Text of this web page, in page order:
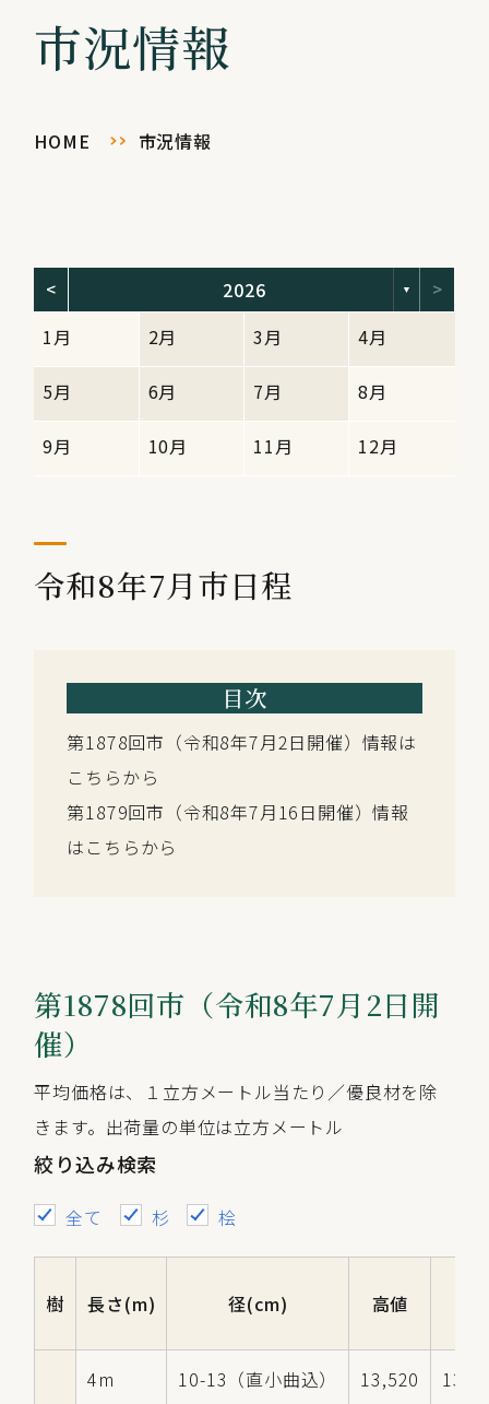
市況情報
HOME 市況情報
< 2026 ▼ >
1月 2月 3月 4月
5月 6月 7月 8月
9月 10月 11月 12月
令和8年7月市日程
目次
第1878回市（令和8年7月2日開催）情報は
こちらから
第1879回市（令和8年7月16日開催）情報
はこちらから
第1878回市（令和8年7月2日開
催）
平均価格は、１立方メートル当たり／優良材を除
きます。出荷量の単位は立方メートル
絞り込み検索
全て 杉 桧
樹 長さ(m) 径(cm) 高値
4m 10-13（直小曲込） 13,520